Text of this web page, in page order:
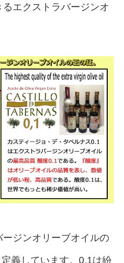
エクストラバージンオ
ジンオリーブオイルの
義しています。0.1は紛